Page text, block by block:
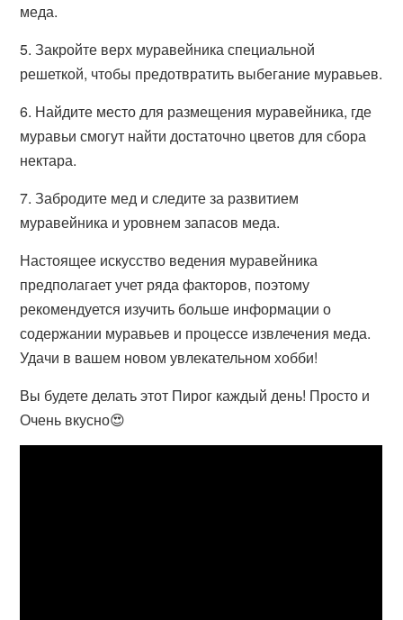
меда.
5. Закройте верх муравейника специальной
решеткой, чтобы предотвратить выбегание муравьев.
6. Найдите место для размещения муравейника, где
муравьи смогут найти достаточно цветов для сбора
нектара.
7. Забродите мед и следите за развитием
муравейника и уровнем запасов меда.
Настоящее искусство ведения муравейника
предполагает учет ряда факторов, поэтому
рекомендуется изучить больше информации о
содержании муравьев и процессе извлечения меда.
Удачи в вашем новом увлекательном хобби!
Вы будете делать этот Пирог каждый день! Просто и
Очень вкусно😍